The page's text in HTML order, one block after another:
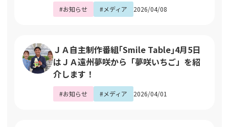
#お知らせ #メディア 2026/04/08
ＪＡ自主制作番組｢Smile Table｣4月5日
はＪＡ遠州夢咲から「夢咲いちご」を紹
介します！
#お知らせ #メディア 2026/04/01